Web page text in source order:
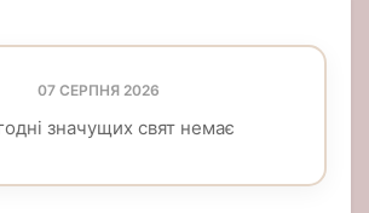
07 СЕРПНЯ 2026
значущих свят немає